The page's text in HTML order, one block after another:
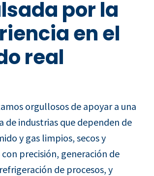
por la
en el
real
orgullosos de apoyar a una
de industrias que dependen de
y gas limpios, secos y
precisión, generación de
de procesos, y